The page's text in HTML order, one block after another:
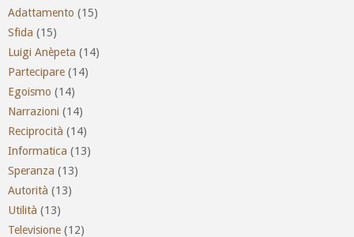
Adattamento (15)
Sfida (15)
Luigi Anèpeta (14)
Partecipare (14)
Egoismo (14)
Narrazioni (14)
Reciprocità (14)
Informatica (13)
Speranza (13)
Autorità (13)
Utilità (13)
Televisione (12)